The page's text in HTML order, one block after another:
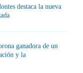
destaca la nueva
ganadora de un
y la